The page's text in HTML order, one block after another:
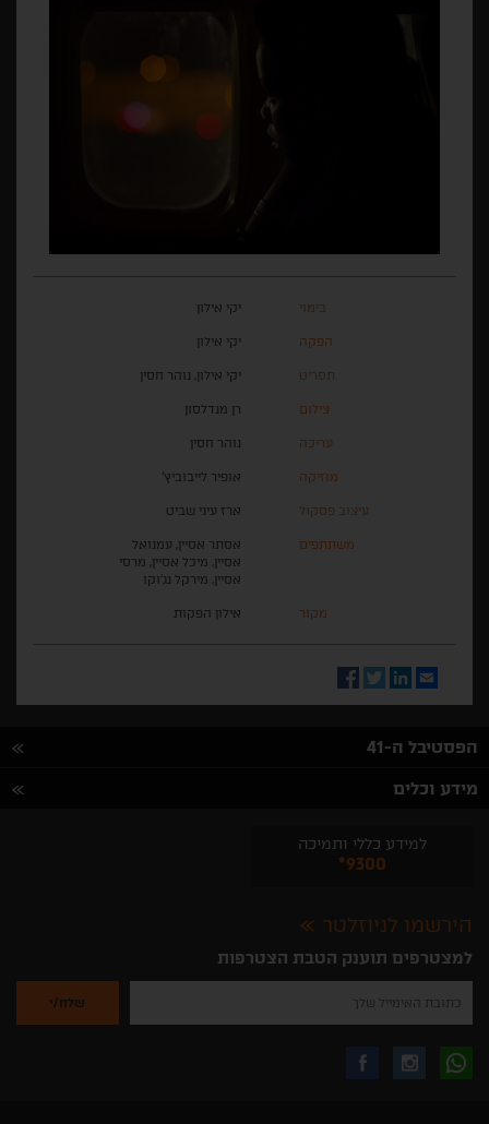
בימוי יקי אילון
הפקה יקי אילון
תסריט יקי אילון, נוהר חסין
צילום רן מנדלסון
עריכה נוהר חסין
מוזיקה אופיר לייבוביץ'
עיצוב פסקול ארז עיני שביט
משתתפים
אסתר אסיין, עמנואל
אסיין, מיכל אסיין, מרסי
אסיין, מירקל נג׳וקו
מקור אילון הפקות
Email
LinkedIn
Twitter
Facebook
הפסטיבל ה-41
מידע וכלים
למידע כללי ותמיכה
*9300
הירשמו לניוזלטר
למצטרפים תוענק הטבת הצטרפות
להזין
שלך
להרשמה
לקבלת עקבו